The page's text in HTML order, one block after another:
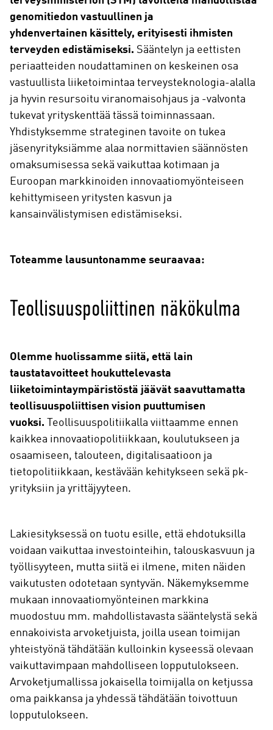
genomitiedon vastuullinen ja
yhdenvertainen käsittely, erityisesti ihmisten
terveyden edistämiseksi. Sääntelyn ja eettisten
periaatteiden noudattaminen on keskeinen osa
vastuullista liiketoimintaa terveysteknologia-alalla
ja hyvin resursoitu viranomaisohjaus ja -valvonta
tukevat yrityskenttää tässä toiminnassaan.
Yhdistyksemme strateginen tavoite on tukea
jäsenyrityksiämme alaa normittavien säännösten
omaksumisessa sekä vaikuttaa kotimaan ja
Euroopan markkinoiden innovaatiomyönteiseen
kehittymiseen yritysten kasvun ja
kansainvälistymisen edistämiseksi.
Toteamme lausuntonamme seuraavaa:
Teollisuuspoliittinen näkökulma
Olemme huolissamme siitä, että lain
taustatavoitteet houkuttelevasta
liiketoimintaympäristöstä jäävät saavuttamatta
teollisuuspoliittisen vision puuttumisen
vuoksi. Teollisuuspolitiikalla viittaamme ennen
kaikkea innovaatiopolitiikkaan, koulutukseen ja
osaamiseen, talouteen, digitalisaatioon ja
tietopolitiikkaan, kestävään kehitykseen sekä pk-
yrityksiin ja yrittäjyyteen.
Lakiesityksessä on tuotu esille, että ehdotuksilla
voidaan vaikuttaa investointeihin, talouskasvuun ja
työllisyyteen, mutta siitä ei ilmene, miten näiden
vaikutusten odotetaan syntyvän. Näkemyksemme
mukaan innovaatiomyönteinen markkina
muodostuu mm. mahdollistavasta sääntelystä sekä
ennakoivista arvoketjuista, joilla usean toimijan
yhteistyönä tähdätään kulloinkin kyseessä olevaan
vaikuttavimpaan mahdolliseen lopputulokseen.
Arvoketjumallissa jokaisella toimijalla on ketjussa
oma paikkansa ja yhdessä tähdätään toivottuun
lopputulokseen.